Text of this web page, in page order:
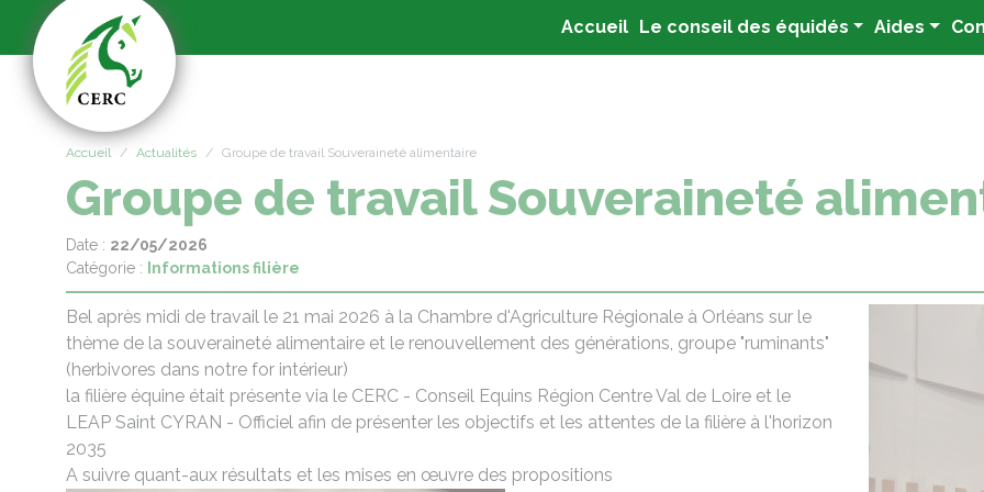
Accueil(current)
Le conseil des équidés Aides
Accueil Actualités Groupe de travail Souveraineté alimentaire
Groupe de travail Souveraineté
Date : 22/05/2026
Catégorie :
Informations filière
Bel après midi de travail le 21 mai 2026 à la Chambre d'Agriculture Régionale à Orléans sur le
thème de la souveraineté alimentaire et le renouvellement des générations, groupe "ruminants"
(herbivores dans notre for intérieur)
la filière équine était présente via le CERC - Conseil Equins Région Centre Val de Loire et le
LEAP Saint CYRAN - Officiel afin de présenter les objectifs et les attentes de la filière à l'horizon
2035
A suivre quant-aux résultats et les mises en œuvre des propositions
Panneau de gestion des cookies